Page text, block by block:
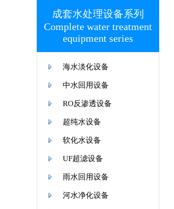
成套水处理设备系列
Complete water treatment
equipment series
海水淡化设备
中水回用设备
RO反渗透设备
超纯水设备
软化水设备
UF超滤设备
雨水回用设备
河水净化设备